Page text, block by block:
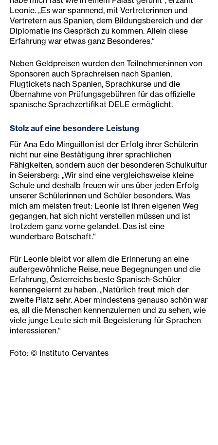
Leonie. „Es war spannend, mit Vertreterinnen und
Vertretern aus Spanien, dem Bildungsbereich und der
Diplomatie ins Gespräch zu kommen. Allein diese
Erfahrung war etwas ganz Besonderes.“
Neben Geldpreisen wurden den Teilnehmer:innen von
Sponsoren auch Sprachreisen nach Spanien,
Flugtickets nach Spanien, Sprachkurse und die
Übernahme von Prüfungsgebühren für das offizielle
spanische Sprachzertifikat DELE ermöglicht.
Stolz auf eine besondere Leistung
Für Ana Edo Minguillon ist der Erfolg ihrer Schülerin
nicht nur eine Bestätigung ihrer sprachlichen
Fähigkeiten, sondern auch der besonderen Schulkultur
in Seiersberg: „Wir sind eine vergleichsweise kleine
Schule und deshalb freuen wir uns über jeden Erfolg
unserer Schülerinnen und Schüler besonders. Was
mich am meisten freut: Leonie ist ihren eigenen Weg
gegangen, hat sich nicht verstellen müssen und ist
trotzdem ganz vorne gelandet. Das ist eine
wunderbare Botschaft.“
Für Leonie bleibt vor allem die Erinnerung an eine
außergewöhnliche Reise, neue Begegnungen und die
Erfahrung, Österreichs beste Spanisch-Schüler
kennengelernt zu haben. „Natürlich freut mich der
zweite Platz sehr. Aber mindestens genauso schön war
es, all die Menschen kennenzulernen und zu sehen, wie
viele junge Leute sich mit Begeisterung für Sprachen
interessieren.“
Foto: © Instituto Cervantes